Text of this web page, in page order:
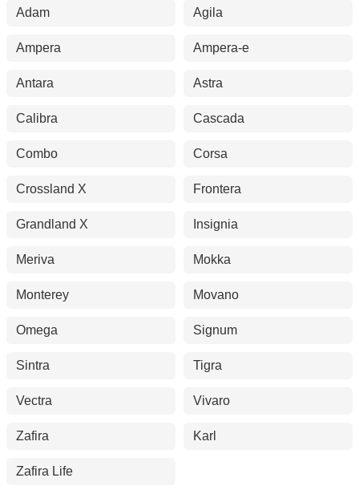
Adam
Agila
Ampera Ampera-e
Antara Astra
Calibra Cascada
Combo Corsa
Crossland X Frontera
Grandland X Insignia
Meriva Mokka
Monterey Movano
Omega Signum
Sintra Tigra
Vectra Vivaro
Zafira Karl
Zafira Life